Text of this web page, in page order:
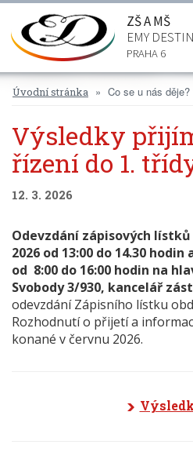
ZŠ A MŠ
EMY
PRAHA 6
Úvodní stránka Co se u nás děje?
Výsledky
řízení do 1.
12. 3. 2026
Odevzdání zápisových
2026 od 13:00 do 14.30 hodin
od 8:00 do 16:00 hodin na
Svobody 3/930, kancelář
odevzdání Zápisního lístku
Rozhodnutí o přijetí a
konané v červnu 2026.